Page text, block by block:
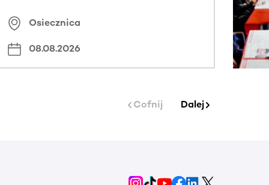
Osiecznica
08.08.2026
Cofnij Dalej